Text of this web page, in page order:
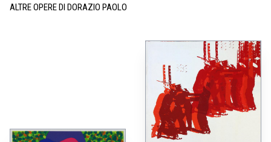
ALTRE OPERE DI DORAZIO PAOLO